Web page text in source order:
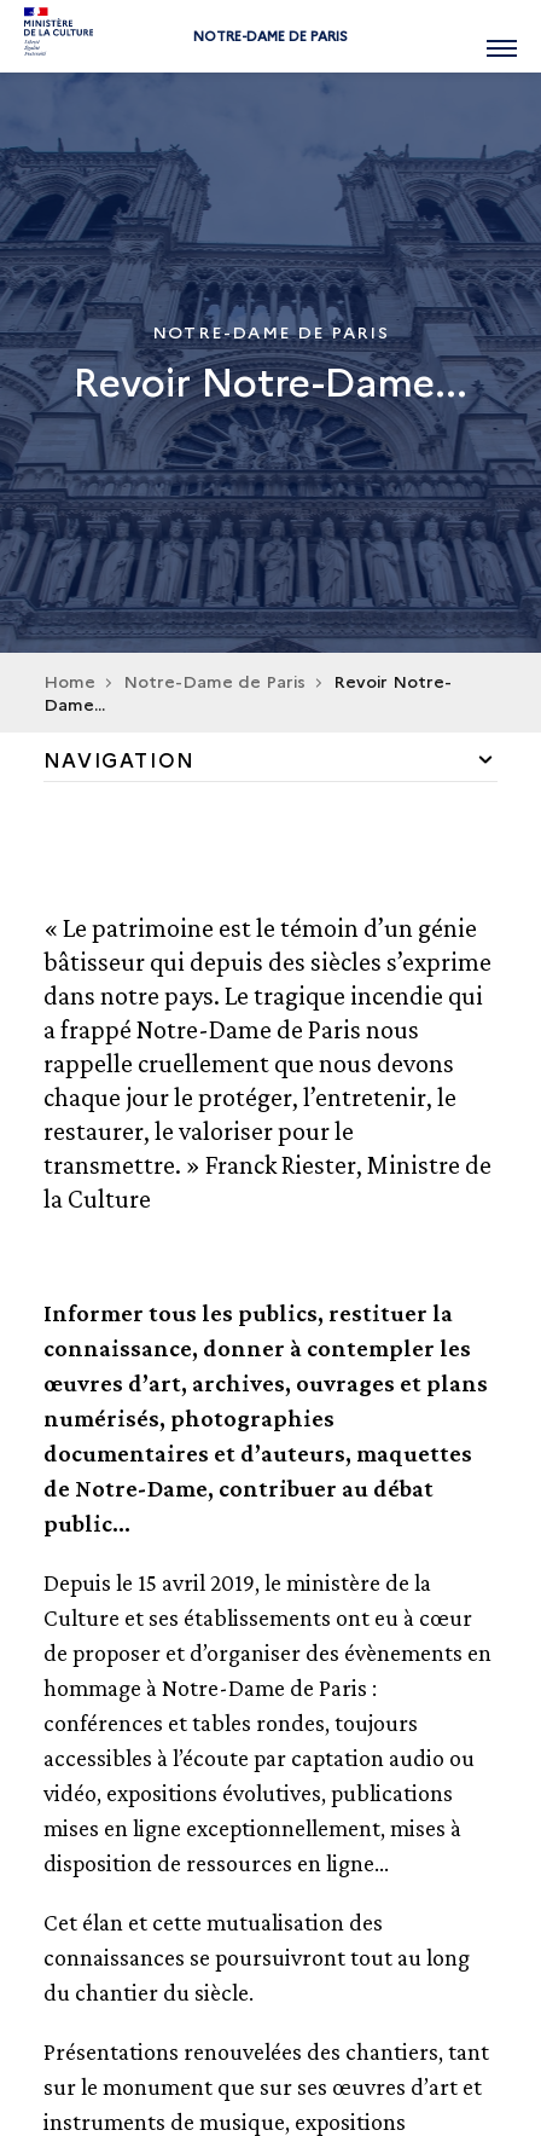
NOTRE-DAME DE PARIS Menu
NOTRE-DAME DE PARIS
Revoir Notre-Dame...
Home Notre-Dame de Paris
Revoir Notre-
Dame...
NAVIGATION
L’INCENDIE DU 15 AVRIL 2019
LA MOBILISATION
LE CHANTIER
LA SCIENCE POUR ET PAR NOTRE-DAME
ET EDITIONS DU PATRIMOINE
LA CONSERVATION ET DE LA RESTAURATION
DE NOTRE-DAME
...AVEC L'INSTITUT NATIONAL DE L'HISTOIRE
DE L'ART ET L'INSTITUT NATIONAL DU
PATRIMOINE
...AVEC LA VILLE DE PARIS
UN CALENDRIER FOISONNANT
« Le patrimoine est le témoin d’un génie
bâtisseur qui depuis des siècles s’exprime
dans notre pays. Le tragique incendie qui
a frappé Notre-Dame de Paris nous
rappelle cruellement que nous devons
chaque jour le protéger, l’entretenir, le
restaurer, le valoriser pour le
transmettre. » Franck Riester, Ministre de
la Culture
Informer tous les publics, restituer la
connaissance, donner à contempler les
œuvres d’art, archives, ouvrages et plans
numérisés, photographies
documentaires et d’auteurs, maquettes
de Notre-Dame, contribuer au débat
public…
Depuis le 15 avril 2019, le ministère de la
Culture et ses établissements ont eu à cœur
de proposer et d’organiser des évènements en
hommage à Notre-Dame de Paris :
conférences et tables rondes, toujours
accessibles à l’écoute par captation audio ou
vidéo, expositions évolutives, publications
mises en ligne exceptionnellement, mises à
disposition de ressources en ligne...
Cet élan et cette mutualisation des
connaissances se poursuivront tout au long
du chantier du siècle.
Présentations renouvelées des chantiers, tant
sur le monument que sur ses œuvres d’art et
instruments de musique, expositions